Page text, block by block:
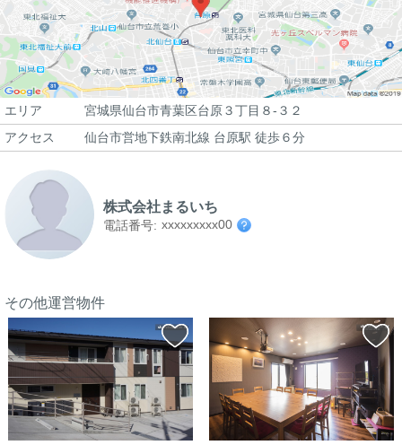
エリア
宮城県仙台市青葉区台原３丁目８-３２
アクセス
仙台市営地下鉄南北線 台原駅 徒歩６分
株式会社まるいち
電話番号: xxxxxxxxx00
その他運営物件